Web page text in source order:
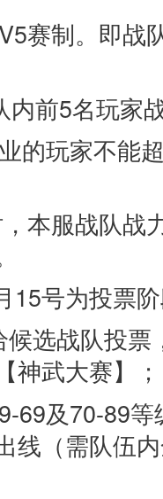
赛制。即战
内前5名玩家
的玩家不能
本服战队战
15号为投
选战队投
神武大赛】；
69及70-89
线（需队伍